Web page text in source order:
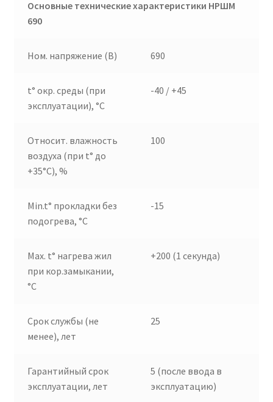
Основные технические характеристики НРШМ
690
Ном. напряжение (В) 690
t° окр. среды (при
эксплуатации), °C
-40 / +45
Относит. влажность
воздуха (при t° до
+35°C), %
100
Min.t° прокладки без
подогрева, °C
-15
Max. t° нагрева жил
при кор.замыкании,
°C
+200 (1 секунда)
Срок службы (не
менее), лет
25
Гарантийный срок
эксплуатации, лет
5 (после ввода в
эксплуатацию)